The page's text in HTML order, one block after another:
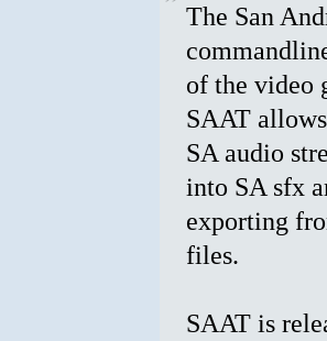
The San
of the video
SAAT
SA audio
into SA sfx
exporting
files.
SAAT is